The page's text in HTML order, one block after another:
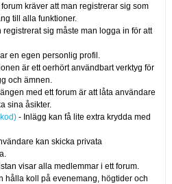
kräver att man registrerar sig som
till alla funktioner.
registrerat sig måste man logga in för att
en egen personlig profil.
är ett oerhört användbart verktyg för
och ämnen.
med ett forum är att låta användare
sina åsikter.
- Inlägg kan få lite extra krydda med
kan skicka privata
visar alla medlemmar i ett forum.
hålla koll på evenemang, högtider och